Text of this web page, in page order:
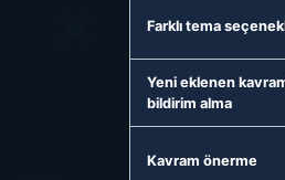
Farklı tema
Yeni eklenen
bildirim alma
Kavram önerme